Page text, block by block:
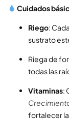
Cuidados
Riego:
sustrato
Riega de
todas las
Vitaminas:
fortalecer